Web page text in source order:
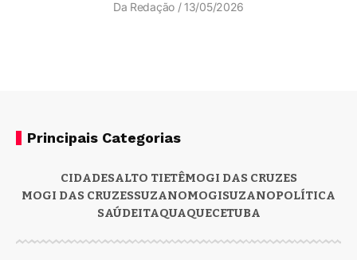
Da Redação 13/05/2026
Principais Categorias
CIDADESALTO TIETÊMOGI DAS CRUZES
MOGI DAS CRUZESSUZANOMOGISUZANOPOLÍTICA
SAÚDEITAQUAQUECETUBA